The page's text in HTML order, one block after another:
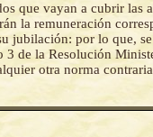
que vayan a cubrir las
la remuneración
jubilación: por lo que,
3 de la Resolución
otra norma